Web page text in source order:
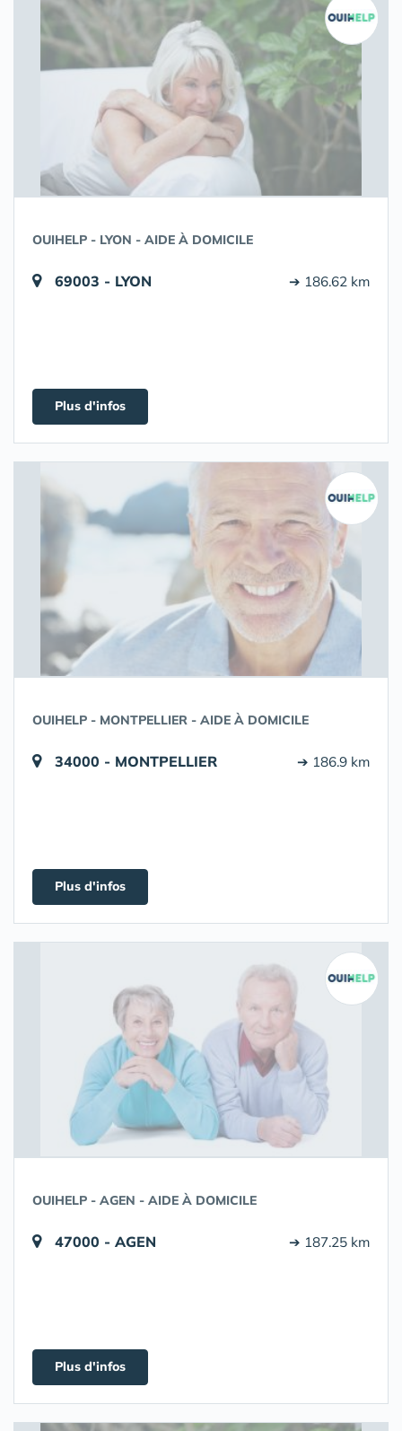
OUIHELP - LYON - AIDE À DOMICILE
69003 - LYON ➔ 186.62 km
Plus d'infos
OUIHELP - MONTPELLIER - AIDE À DOMICILE
34000 - MONTPELLIER ➔ 186.9 km
Plus d'infos
OUIHELP - AGEN - AIDE À DOMICILE
47000 - AGEN ➔ 187.25 km
Plus d'infos